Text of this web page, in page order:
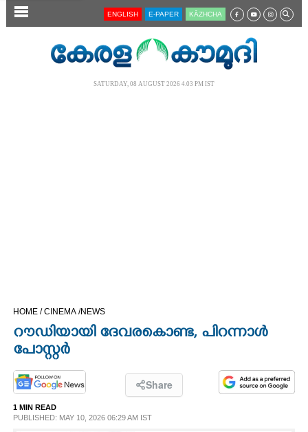
SECTIONS
OPINION
ENGLISH E-PAPER KĀZHCHA
SATURDAY, 08 AUGUST 2026 4.03 PM IST
HOME /CINEMA /NEWS
റൗഡിയായി ദേവരകൊണ്ട, പിറന്നാൾ
പോസ്റ്റർ
Share
1 MIN READ
PUBLISHED: MAY 10, 2026 06:29 AM IST